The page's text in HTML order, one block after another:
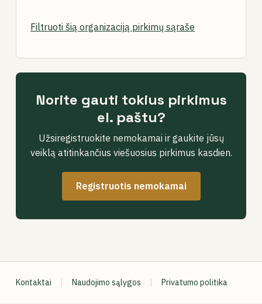
Filtruoti šią organizaciją pirkimų sąraše
Norite gauti tokius pirkimus
el. paštu?
Užsiregistruokite nemokamai ir gaukite jūsų
veiklą atitinkančius viešuosius pirkimus kasdien.
Registruotis nemokamai
Kontaktai | Naudojimo sąlygos | Privatumo politika